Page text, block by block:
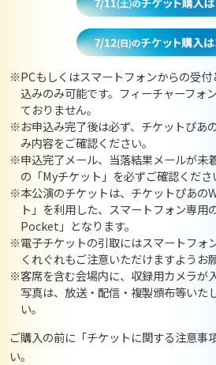
※PCもしくはスマートフォンからの受付
込みのみ可能です。フィーチャーフォ
ておりません。
※お申込み完了後は必ず、チケットぴあ
み内容をご確認ください。
※申込完了メール、当落結果メールが未
の「Myチケット」を必ずご確認くださ
※本公演のチケットは、チケットぴあの
ト」を利用した、スマートフォン専用
Pocket」となります。
※電子チケットの引取にはスマートフォ
くれぐれもご注意いただけますようお
※客席を含む会場内に、収録用カメラが
写真は、放送・配信・複製頒布等いた
い。
ご購入の前に「チケットに関する注意事
い。